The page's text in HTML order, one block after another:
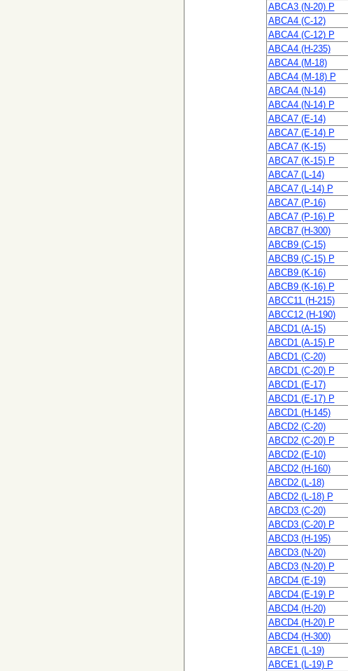
ABCA3 (N-20) P
ABCA4 (C-12)
ABCA4 (C-12) P
ABCA4 (H-235)
ABCA4 (M-18)
ABCA4 (M-18) P
ABCA4 (N-14)
ABCA4 (N-14) P
ABCA7 (E-14)
ABCA7 (E-14) P
ABCA7 (K-15)
ABCA7 (K-15) P
ABCA7 (L-14)
ABCA7 (L-14) P
ABCA7 (P-16)
ABCA7 (P-16) P
ABCB7 (H-300)
ABCB9 (C-15)
ABCB9 (C-15) P
ABCB9 (K-16)
ABCB9 (K-16) P
ABCC11 (H-215)
ABCC12 (H-190)
ABCD1 (A-15)
ABCD1 (A-15) P
ABCD1 (C-20)
ABCD1 (C-20) P
ABCD1 (E-17)
ABCD1 (E-17) P
ABCD1 (H-145)
ABCD2 (C-20)
ABCD2 (C-20) P
ABCD2 (E-10)
ABCD2 (H-160)
ABCD2 (L-18)
ABCD2 (L-18) P
ABCD3 (C-20)
ABCD3 (C-20) P
ABCD3 (H-195)
ABCD3 (N-20)
ABCD3 (N-20) P
ABCD4 (E-19)
ABCD4 (E-19) P
ABCD4 (H-20)
ABCD4 (H-20) P
ABCD4 (H-300)
ABCE1 (L-19)
ABCE1 (L-19) P